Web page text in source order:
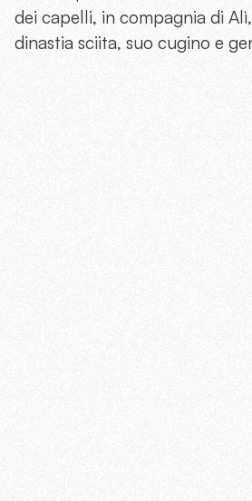
dei capelli, in compagnia di
dinastia sciita, suo cugino e